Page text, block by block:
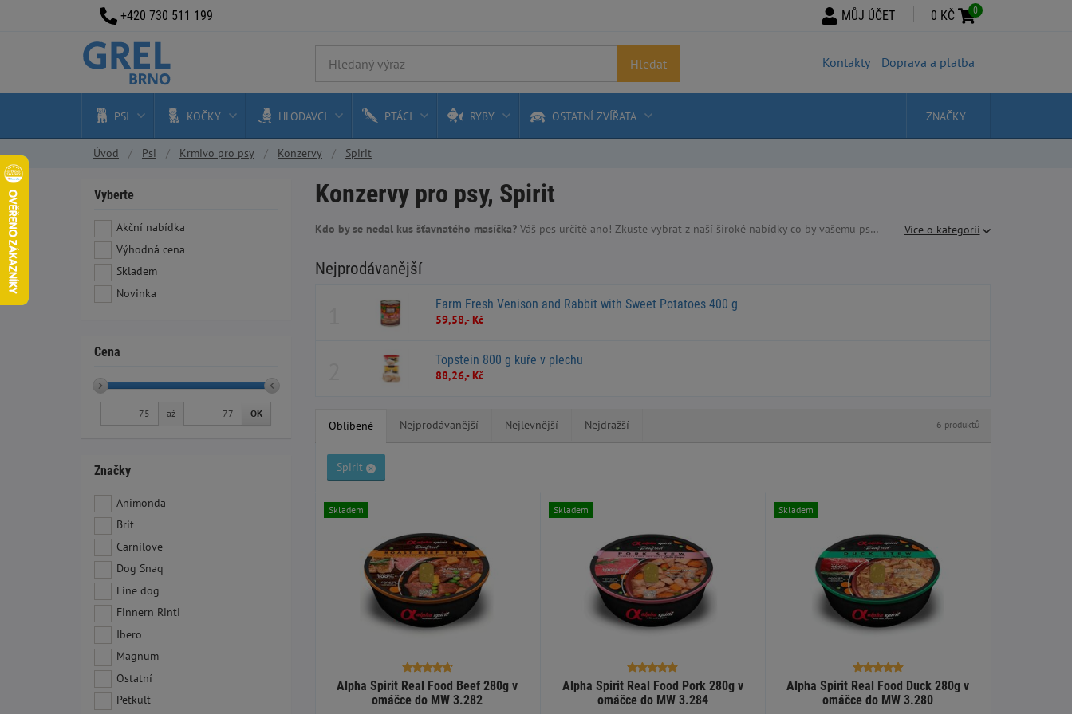
Hledat Kontakty Doprava a platba
PSI KOČKY HLODAVCI PTÁCI RYBY OSTATNÍ ZVÍŘATA ZNAČKY
Úvod Psi Krmivo pro psy Konzervy Spirit
Konzervy pro psy, Spirit
Kdo by se nedal kus šťavnatého masíčka?Váš pes určitě ano! Zkuste vybrat z naší široké nabídky co by vašemu psu chutnalo....doporučujeme takovou velikost konzervy, kterou psík zvládne naráz nebo ve dvou dávkách. Kdo by měl chuť na 3 dny staré jídlo? Více o kategorii
Nejprodávanější
Farm Fresh Venison and Rabbit with Sweet Potatoes 400 g
59,58,- Kč
Topstein 800 g kuře v plechu
88,26,- Kč
Oblíbené Nejprodávanější Nejlevnější Nejdražší
Spirit
Alpha Spirit Real Food Beef 280g v
omáčce do MW 3.282
Skladem
Alpha Spirit Real Food Pork 280g v
omáčce do MW 3.284
Skladem
Alpha Spirit Real Food Duck 280g v
omáčce do MW 3.280
Skladem
Vyberte
Akční nabídka
Výhodná cena
Skladem
Novinka
Cena
až OK
Značky
Animonda
Brit
Carnilove
Dog Snaq
Fine dog
Finnern Rinti
Ibero
Magnum
Ostatní
Petkult
0 KČ 0
MŮJ ÚČET
+420 730 511 199